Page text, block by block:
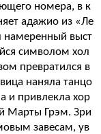
номера, в к
адажио из «Ле
намеренный выст
символом хол
превратился в
наняла танцо
и привлекла хор
Марты Грэм. Зри
завесам, ув